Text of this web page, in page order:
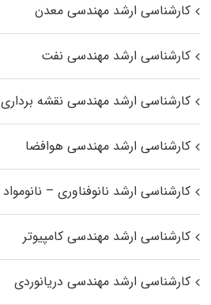
کارشناسی ارشد مهندسی معدن
کارشناسی ارشد مهندسی نفت
کارشناسی ارشد مهندسی نقشه برداری
کارشناسی ارشد مهندسی هوافضا
کارشناسی ارشد نانوفناوری – نانومواد
کارشناسی ارشد مهندسی کامپیوتر
کارشناسی ارشد مهندسی دریانوردی